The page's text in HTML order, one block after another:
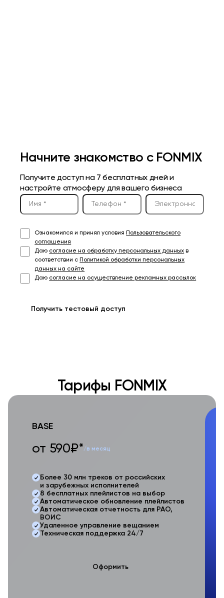
Начните знакомство с FONMIX
Получите доступ на 7 бесплатных дней и
настройте атмосферу для вашего бизнеса
Ознакомился и принял условия Пользовательского
соглашения
Даю согласие на обработку персональных данных в
соответствии с Политикой обработки персональных
данных на сайте
Даю согласие на осуществление рекламных рассылок
Получить тестовый доступ
Тарифы FONMIX
BASE
от 590₽*/в месяц
Более 30 млн треков от российских
и зарубежных исполнителей
8 бесплатных плейлистов на выбор
Автоматическое обновление плейлистов
Автоматическая отчетность для РАО,
ВОИС
Удаленное управление вещанием
Техническая поддержка 24/7
Оформить